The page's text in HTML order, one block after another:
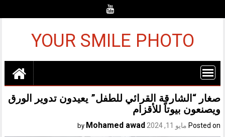
YOUR SMILE PHOTO
صغار “الشارقة القرائي للطفل” يعيدون تدوير الورق
ويصنعون بيوتاً للأقزام
Posted on مايو 11, 2024 Mohamed awad